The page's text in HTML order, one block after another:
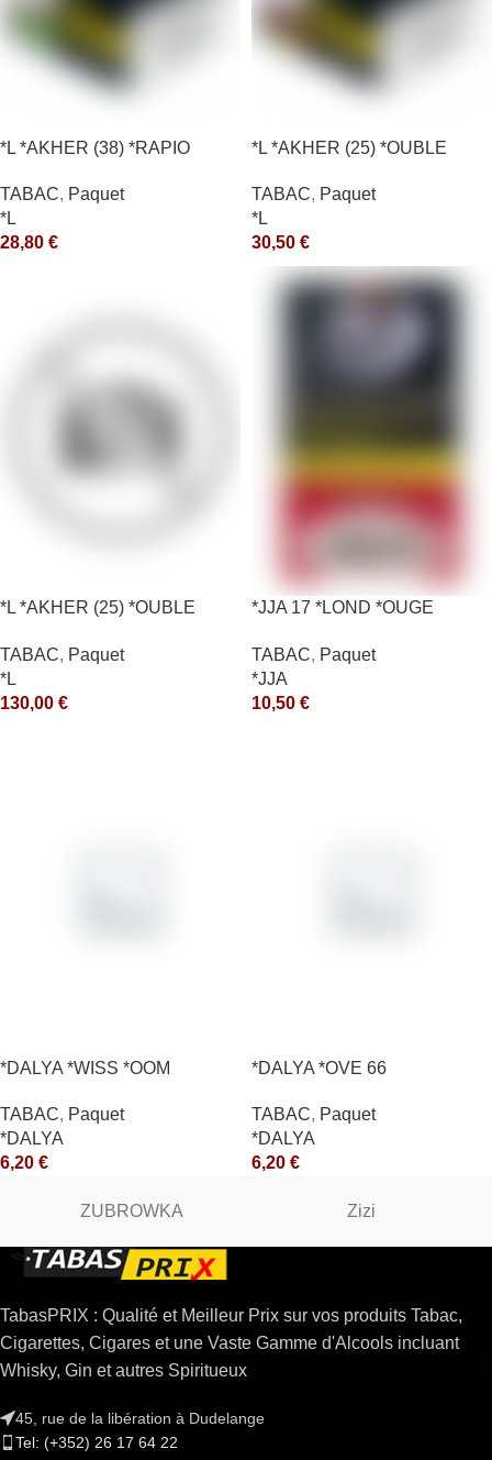
*L *AKHER (38) *RAPIO
TABAC, Paquet
*L
28,80 €
*L *AKHER (25) *OUBLE
TABAC, Paquet
*L
30,50 €
*L *AKHER (25) *OUBLE
TABAC, Paquet
*L
130,00 €
*JJA 17 *LOND *OUGE
TABAC, Paquet
*JJA
10,50 €
*DALYA *WISS *OOM
TABAC, Paquet
*DALYA
6,20 €
*DALYA *OVE 66
TABAC, Paquet
*DALYA
6,20 €
ZUBROWKA Zizi
TabasPRIX : Qualité et Meilleur Prix sur vos produits Tabac,
Cigarettes, Cigares et une Vaste Gamme d'Alcools incluant
Whisky, Gin et autres Spiritueux
45, rue de la libération à Dudelange
Tel: (+352) 26 17 64 22